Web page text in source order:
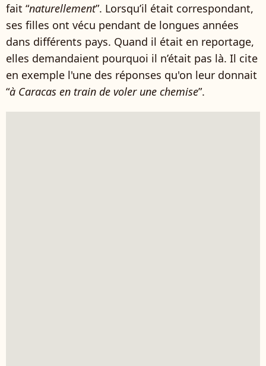
fait “naturellement”. Lorsqu’il était correspondant,
ses filles ont vécu pendant de longues années
dans différents pays. Quand il était en reportage,
elles demandaient pourquoi il n’était pas là. Il cite
en exemple l'une des réponses qu'on leur donnait
“à Caracas en train de voler une chemise”.